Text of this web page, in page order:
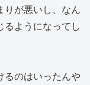
りが悪いし、なん
るようになってし
るのはいったんや